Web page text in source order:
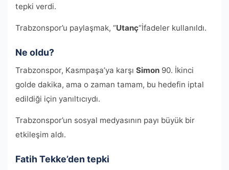
tepki verdi.
Trabzonspor’u paylaşmak, “Utanç“İfadeler kullanıldı.
Ne oldu?
Trabzonspor, Kasmpaşa’ya karşı Simon 90. İkinci
golde dakika, ama o zaman tamam, bu hedefin iptal
edildiği için yanıltıcıydı.
Trabzonspor’un sosyal medyasının payı büyük bir
etkileşim aldı.
Fatih Tekke’den tepki